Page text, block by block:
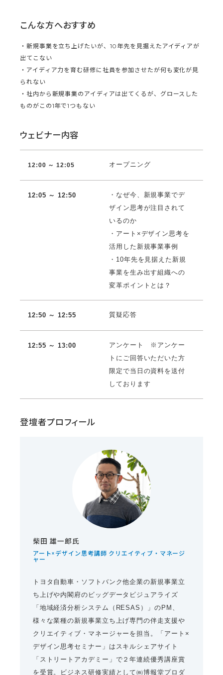
こんな方へおすすめ
・新規事業を立ち上げたいが、10年先を見据えたアイディアが
出てこない
・アイディア力を育む研修に社員を参加させたが何も変化が見
られない
・社内から新規事業のアイディアは出てくるが、グロースした
ものがこの1年で1つもない
ウェビナー内容
12:00 ～ 12:05 オープニング
12:05 ～ 12:50
・なぜ今、新規事業でデ
ザイン思考が注目されて
いるのか
・アート×デザイン思考を
活用した新規事業事例
・10年先を見据えた新規
事業を生み出す組織への
変革ポイントとは？
12:50 ～ 12:55 質疑応答
12:55 ～ 13:00
アンケート ※アンケー
トにご回答いただいた方
限定で当日の資料を送付
しております
登壇者プロフィール
柴田 雄一郎氏
アート×デザイン思考講師 クリエイティブ・マネージ
ャー
トヨタ自動車・ソフトバンク他企業の新規事業立
ち上げや内閣府のビッグデータビジュアライズ
「地域経済分析システム（RESAS）」のPM、
様々な業種の新規事業立ち上げ専門の伴走支援や
クリエイティブ・マネージャーを担当。「アート×
デザイン思考セミナー」はスキルシェアサイト
「ストリートアカデミー」で２年連続優秀講座賞
を受賞。ビジネス研修実績として㈱博報堂プロダ